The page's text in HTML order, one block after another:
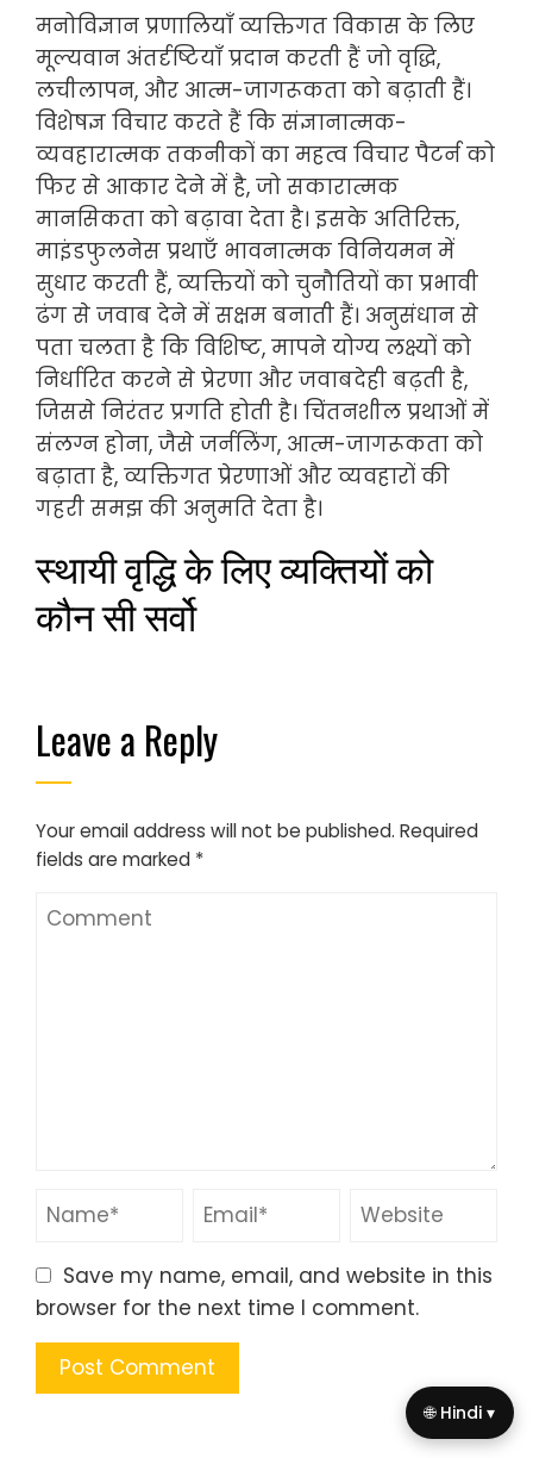
मनोविज्ञान प्रणालियाँ व्यक्तिगत विकास के लिए
मूल्यवान अंतर्दृष्टियाँ प्रदान करती हैं जो वृद्धि,
लचीलापन, और आत्म-जागरूकता को बढ़ाती हैं।
विशेषज्ञ विचार करते हैं कि संज्ञानात्मक-
व्यवहारात्मक तकनीकों का महत्व विचार पैटर्न को
फिर से आकार देने में है, जो सकारात्मक
मानसिकता को बढ़ावा देता है। इसके अतिरिक्त,
माइंडफुलनेस प्रथाएँ भावनात्मक विनियमन में
सुधार करती हैं, व्यक्तियों को चुनौतियों का प्रभावी
ढंग से जवाब देने में सक्षम बनाती हैं। अनुसंधान से
पता चलता है कि विशिष्ट, मापने योग्य लक्ष्यों को
निर्धारित करने से प्रेरणा और जवाबदेही बढ़ती है,
जिससे निरंतर प्रगति होती है। चिंतनशील प्रथाओं में
संलग्न होना, जैसे जर्नलिंग, आत्म-जागरूकता को
बढ़ाता है, व्यक्तिगत प्रेरणाओं और व्यवहारों की
गहरी समझ की अनुमति देता है।
स्थायी वृद्धि के लिए व्यक्तियों को
कौन सी सर्वो
Leave a Reply
Your email address will not be published. Required
fields are marked *
Save my name, email, and website in this
browser for the next time I comment.
🌐 Hindi ▾